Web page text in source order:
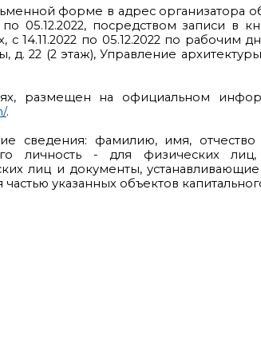
форме в адрес организатора
05.12.2022, посредством записи в
по 05.12.2022 по рабочим
22 (2 этаж), Управление
размещен на официальном
.
сведения: фамилию, имя,
личность - для физических
лиц и документы,
указанных объектов